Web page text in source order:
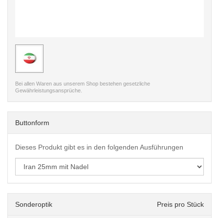
< /picture>
Bei allen Waren aus unserem Shop bestehen gesetzliche
Gewährleistungsansprüche.
Buttonform
Dieses Produkt gibt es in den folgenden Ausführungen
Sonderoptik Preis pro Stück